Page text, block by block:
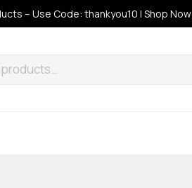
– Use Code: thankyou10 | Shop Now